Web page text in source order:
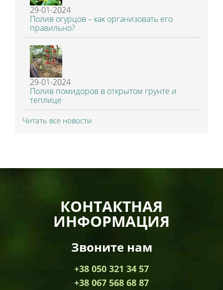
29-01-2024
Полив огурцов – как организовать его
правильно?
29-01-2024
Полив помидоров в открытом грунте и
теплице
Читать все новости
КОНТАКТНАЯ
ИНФОРМАЦИЯ
Звоните нам
+38 050 321 34 57
+38 067 568 68 87